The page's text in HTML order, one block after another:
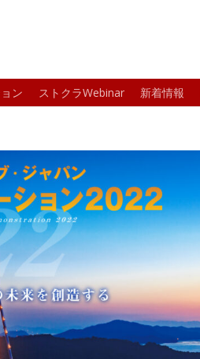
ン ストクラWebinar 新着情報